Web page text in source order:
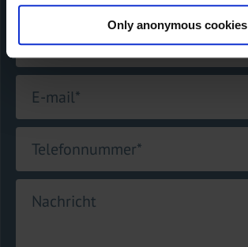
Only anonymous cookies
Name*
E-mail*
Telefonnummer*
Nachricht